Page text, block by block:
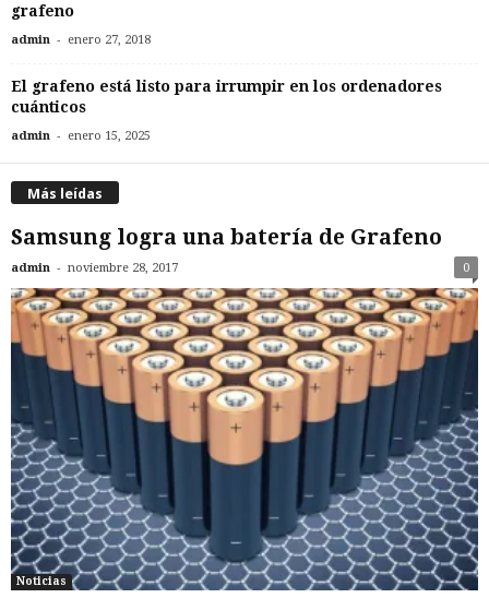
grafeno
admin - enero 27, 2018
El grafeno está listo para irrumpir en los ordenadores
cuánticos
admin - enero 15, 2025
Más leídas
Samsung logra una batería de Grafeno
admin - noviembre 28, 2017 0
Noticias